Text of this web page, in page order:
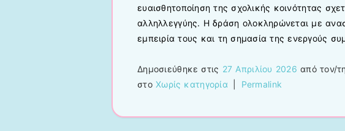
ευαισθητοποίηση της σχολικής κοινότητας
αλληλλεγγύης. Η δράση ολοκληρώνεται με
εμπειρία τους και τη σημασία της ενεργούς
Δημοσιεύθηκε στις 27 Απριλίου 2026 από τον/
στο Χωρίς κατηγορία Permalink